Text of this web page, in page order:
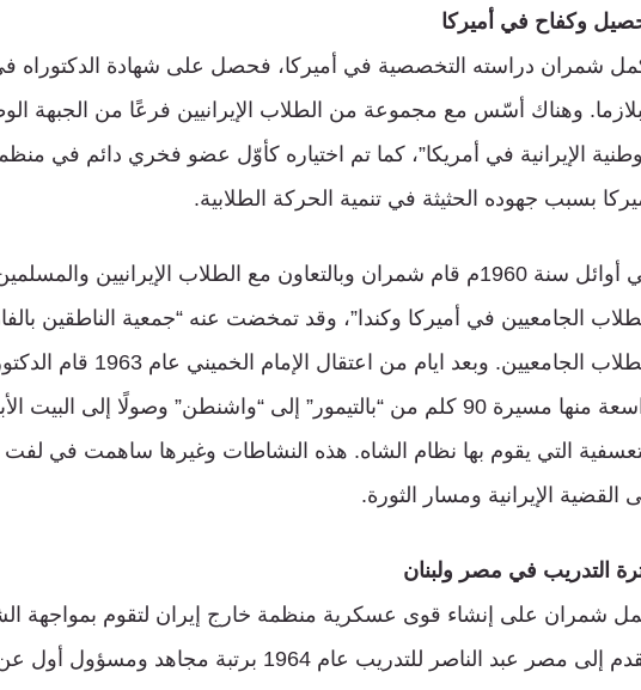
وكفاح في أميركا
شمران دراسته التخصصية في أميركا، فحصل على شهادة الدكتوراه في
وهناك أسّس مع مجموعة من الطلاب الإيرانيين فرعًا من الجبهة
الإيرانية في أمريكا”، كما تم اختياره كأوّل عضو فخري دائم في
بسبب جهوده الحثيثة في تنمية الحركة الطلابية.
في أوائل سنة 1960م قام شمران وبالتعاون مع الطلاب الإيرانيين
الجامعيين في أميركا وكندا”، وقد تمخضت عنه “جمعية الناطقين
للطلاب الجامعيين. وبعد
واسعة منها مسيرة 90 كلم من “بالتيمور” إلى “واشنطن” وصولًا إلى
التي يقوم بها نظام الشاه. هذه النشاطات وغيرها ساهمت في لفت
القضية الإيرانية ومسار الثورة.
التدريب في مصر ولبنان
شمران على إنشاء قوى عسكرية منظمة خارج إيران لتقوم بمواجهة
فقدم إلى مصر عبد الناصر للتدريب عام 1964 برتبة